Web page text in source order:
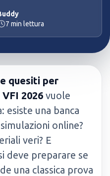
7 min lettura
quesiti per
2026 vuole
esiste una banca
online?
veri? E
deve preparare se
una classica prova